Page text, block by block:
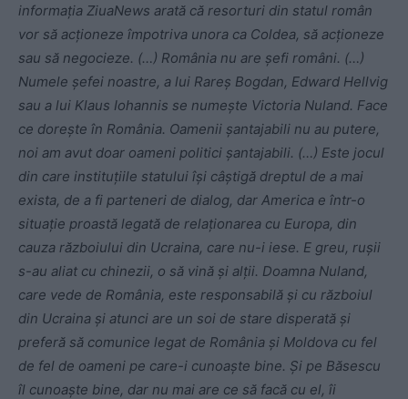
informația ZiuaNews arată că resorturi din statul român
vor să acționeze împotriva unora ca Coldea, să acționeze
sau să negocieze. (…) România nu are șefi români. (…)
Numele șefei noastre, a lui Rareș Bogdan, Edward Hellvig
sau a lui Klaus Iohannis se numește Victoria Nuland. Face
ce dorește în România. Oamenii șantajabili nu au putere,
noi am avut doar oameni politici șantajabili. (…) Este jocul
din care instituțiile statului își câștigă dreptul de a mai
exista, de a fi parteneri de dialog, dar America e într-o
situație proastă legată de relaționarea cu Europa, din
cauza războiului din Ucraina, care nu-i iese. E greu, rușii
s-au aliat cu chinezii, o să vină și alții. Doamna Nuland,
care vede de România, este responsabilă și cu războiul
din Ucraina și atunci are un soi de stare disperată și
preferă să comunice legat de România și Moldova cu fel
de fel de oameni pe care-i cunoaște bine. Și pe Băsescu
îl cunoaște bine, dar nu mai are ce să facă cu el, îi